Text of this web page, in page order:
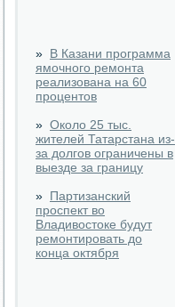
» В Казани программа
ямочного ремонта
реализована на 60
процентов
» Около 25 тыс.
жителей Татарстана из-
за долгов ограничены в
выезде за границу
» Партизанский
проспект во
Владивостоке будут
ремонтировать до
конца октября